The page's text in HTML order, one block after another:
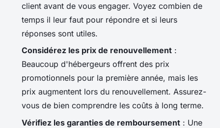
client avant de vous engager. Voyez combien de
temps il leur faut pour répondre et si leurs
réponses sont utiles.
Considérez les prix de renouvellement :
Beaucoup d'hébergeurs offrent des prix
promotionnels pour la première année, mais les
prix augmentent lors du renouvellement. Assurez-
vous de bien comprendre les coûts à long terme.
Vérifiez les garanties de remboursement : Une